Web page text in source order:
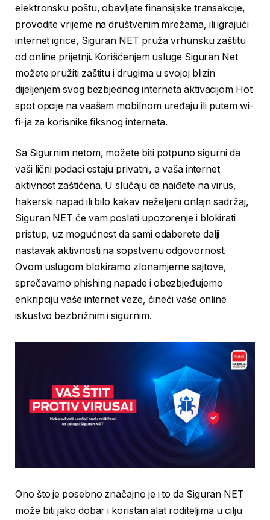
elektronsku poštu, obavljate finansijske transakcije,
provodite vrijeme na društvenim mrežama, ili igrajući
internet igrice, Siguran NET pruža vrhunsku zaštitu
od online prijetnji. Korišćenjem usluge Siguran Net
možete pružiti zaštitu i drugima u svojoj blizin
dijeljenjem svog bezbjednog interneta aktivacijom Hot
spot opcije na vaašem mobilnom uređaju ili putem wi-
fi-ja za korisnike fiksnog interneta.
Sa Sigurnim netom, možete biti potpuno sigurni da
vaši lični podaci ostaju privatni, a vaša internet
aktivnost zaštićena. U slučaju da naiđete na virus,
hakerski napad ili bilo kakav neželjeni onlajn sadržaj,
Siguran NET će vam poslati upozorenje i blokirati
pristup, uz mogućnost da sami odaberete dalji
nastavak aktivnosti na sopstvenu odgovornost.
Ovom uslugom blokiramo zlonamjerne sajtove,
sprečavamo phishing napade i obezbjeđujemo
enkripciju vaše internet veze, čineći vaše online
iskustvo bezbrižnim i sigurnim.
Ono što je posebno značajno je i to da Siguran NET
može biti jako dobar i koristan alat roditeljima u cilju